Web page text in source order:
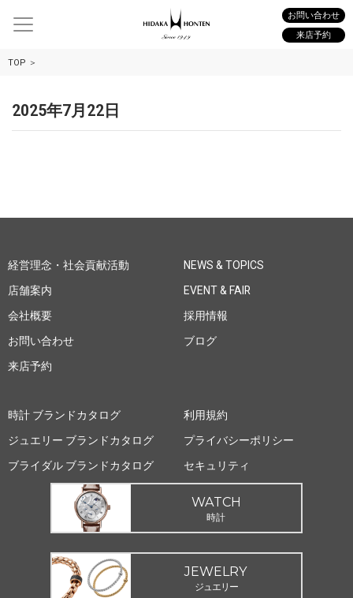
お問い合わせ
来店予約
TOP
2025年7月22日
経営理念・社会貢献活動
店舗案内
会社概要
お問い合わせ
来店予約
NEWS & TOPICS
EVENT & FAIR
採用情報
ブログ
時計 ブランドカタログ
ジュエリー ブランドカタログ
ブライダル ブランドカタログ
利用規約
プライバシーポリシー
セキュリティ
WATCH
時計
JEWELRY
ジュエリー